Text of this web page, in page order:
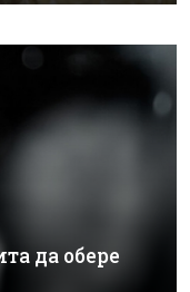
да обере